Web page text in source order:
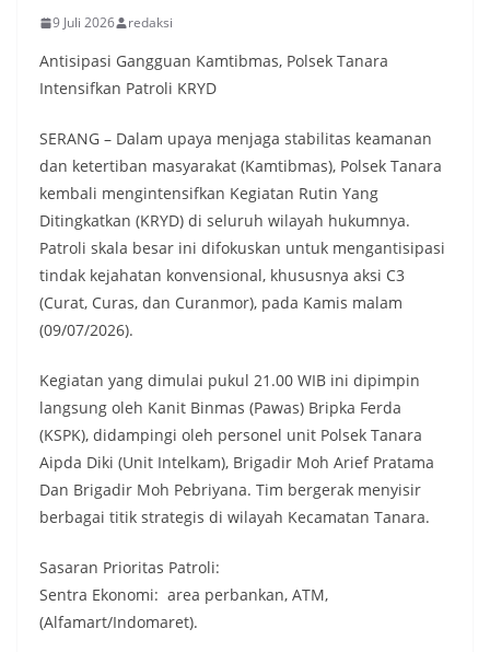
9 Juli 2026 redaksi
Antisipasi Gangguan Kamtibmas, Polsek Tanara
Intensifkan Patroli KRYD
SERANG – Dalam upaya menjaga stabilitas keamanan
dan ketertiban masyarakat (Kamtibmas), Polsek Tanara
kembali mengintensifkan Kegiatan Rutin Yang
Ditingkatkan (KRYD) di seluruh wilayah hukumnya.
Patroli skala besar ini difokuskan untuk mengantisipasi
tindak kejahatan konvensional, khususnya aksi C3
(Curat, Curas, dan Curanmor), pada Kamis malam
(09/07/2026).
​Kegiatan yang dimulai pukul 21.00 WIB ini dipimpin
langsung oleh Kanit Binmas (Pawas) Bripka Ferda
(KSPK), didampingi oleh personel unit Polsek Tanara
Aipda Diki (Unit Intelkam), Brigadir Moh Arief Pratama
Dan Brigadir Moh Pebriyana. Tim bergerak menyisir
berbagai titik strategis di wilayah Kecamatan Tanara.
​Sasaran Prioritas Patroli:
​Sentra Ekonomi: area perbankan, ATM,
(Alfamart/Indomaret).